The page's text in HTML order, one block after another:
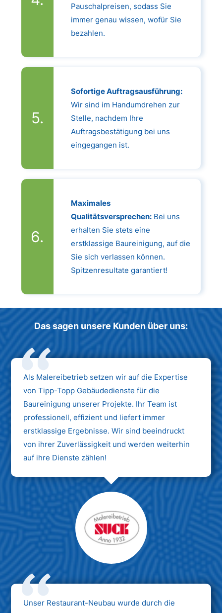
Pauschalpreisen, sodass Sie
immer genau wissen, wofür Sie
bezahlen.
Sofortige Auftragsausführung:
Wir sind im Handumdrehen zur
Stelle, nachdem Ihre
Auftragsbestätigung bei uns
eingegangen ist.
Maximales
Qualitätsversprechen:Bei uns
erhalten Sie stets eine
erstklassige Baureinigung, auf die
Sie sich verlassen können.
Spitzenresultate garantiert!
Das sagen unsere Kunden über uns:
Als Malereibetrieb setzen wir auf die Expertise
von Tipp-Topp Gebäudedienste für die
Baureinigung unserer Projekte. Ihr Team ist
professionell, effizient und liefert immer
erstklassige Ergebnisse. Wir sind beeindruckt
von ihrer Zuverlässigkeit und werden weiterhin
auf ihre Dienste zählen!
Unser Restaurant-Neubau wurde durch die